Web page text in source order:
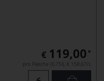
€ 119,00 *
pro Flasche (0.75l), € 158,67/L